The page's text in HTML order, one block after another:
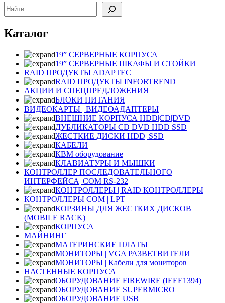
Поиск
Каталог
19” СЕРВЕРНЫЕ КОРПУСА
19” СЕРВЕРНЫЕ ШКАФЫ И СТОЙКИ
RAID ПРОДУКТЫ ADAPTEC
RAID ПРОДУКТЫ INFORTREND
АКЦИИ И СПЕЦПРЕДЛОЖЕНИЯ
БЛОКИ ПИТАНИЯ
ВИДЕОКАРТЫ | ВИДЕОАДАПТЕРЫ
ВНЕШНИЕ КОРПУСА HDD|CD|DVD
ДУБЛИКАТОРЫ CD DVD HDD SSD
ЖЕСТКИЕ ДИСКИ HDD| SSD
КАБЕЛИ
КВМ оборудование
КЛАВИАТУРЫ И МЫШКИ
КОНТРОЛЛЕР ПОСЛЕДОВАТЕЛЬНОГО
ИНТЕРФЕЙСА| COM RS-232
КОНТРОЛЛЕРЫ | RAID КОНТРОЛЛЕРЫ
КОНТРОЛЛЕРЫ COM | LPT
КОРЗИНЫ ДЛЯ ЖЕСТКИХ ДИСКОВ
(MOBILE RACK)
КОРПУСА
МАЙНИНГ
МАТЕРИНСКИЕ ПЛАТЫ
МОНИТОРЫ | VGA РАЗВЕТВИТЕЛИ
МОНИТОРЫ | Кабели для мониторов
НАСТЕННЫЕ КОРПУСА
ОБОРУДОВАНИЕ FIREWIRE (IEEE1394)
ОБОРУДОВАНИЕ SUPERMICRO
ОБОРУДОВАНИЕ USB